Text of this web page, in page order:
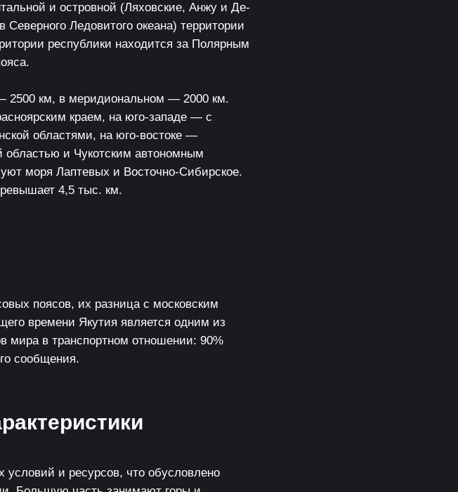
и островной (Ляховские, Анжу и Де-
Ледовитого океана) территории
республики находится за Полярным
2500 км, в меридиональном — 2000 км.
краем, на юго-западе — с
областями, на юго-востоке —
областью и Чукотским автономным
моря Лаптевых и Восточно-Сибирское.
4,5 тыс. км.
поясов, их разница с московским
времени Якутия является одним из
мира в транспортном отношении: 90%
сообщения.
условий и ресурсов, что обусловлено